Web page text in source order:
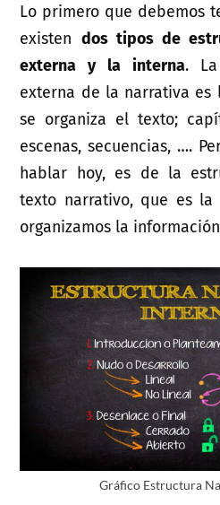
Lo primero que debemos
existen dos tipos de
externa y la interna. La
externa de la narrativa
se organiza el texto;
escenas, secuencias, ….
hablar hoy, es de la
texto narrativo, que es
organizamos la
Gráfico Estructura